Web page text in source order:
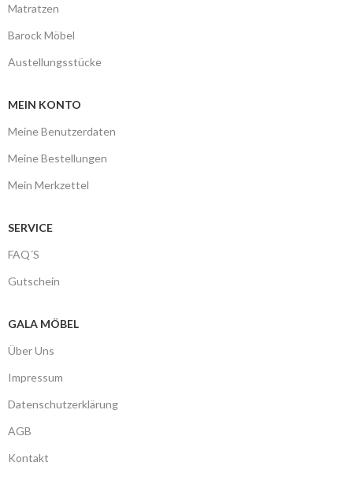
Matratzen
Barock Möbel
Austellungsstücke
MEIN KONTO
Meine Benutzerdaten
Meine Bestellungen
Mein Merkzettel
SERVICE
FAQ´S
Gutschein
GALA MÖBEL
Über Uns
Impressum
Datenschutzerklärung
AGB
Kontakt